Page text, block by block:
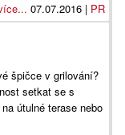
07.07.2016 | PR
špičce v grilování?
setkat se s
útulné terase nebo